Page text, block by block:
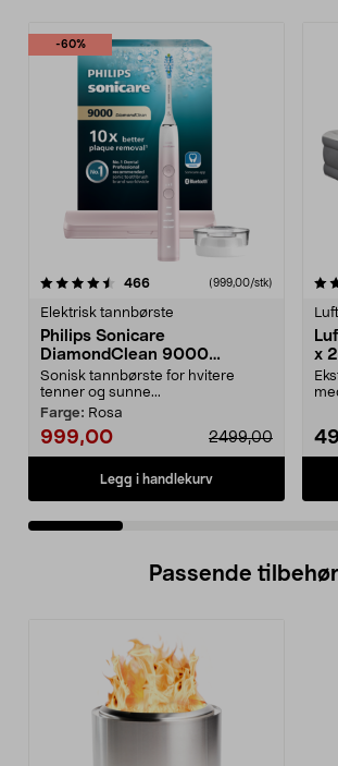
-60%
466anmeldelser(999,00/stk)
Elektrisk tannbørste
Philips Sonicare
DiamondClean 9000
elektrisk tannbørste, Special
Edition
Sonisk tannbørste for hvitere
tenner og sunne...
Farge: Rosa
999,00 2499,00
Legg i handlekurv
4.5 av 5 stjerner
x
Passende tilbehør